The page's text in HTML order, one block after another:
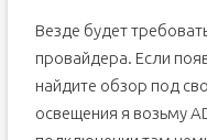
Везде будет
провайдера. Если
найдите обзор под
освещения я возьму